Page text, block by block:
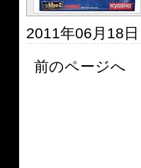
2011年06月18
前のページへ